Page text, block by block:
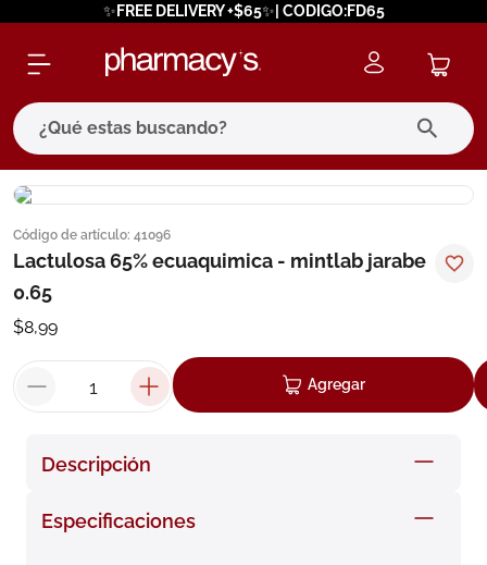
✨FREE DELIVERY +$65✨| CODIGO:FD65
¿Qué estas buscando?
Código de artículo: 41096
Lactulosa 65% ecuaquimica - mintlab jarabe
0.65
$8,99
Agregar
Descripción
Especificaciones
términos más buscados
1. eucerin
cerave
7. isdin
roche posay